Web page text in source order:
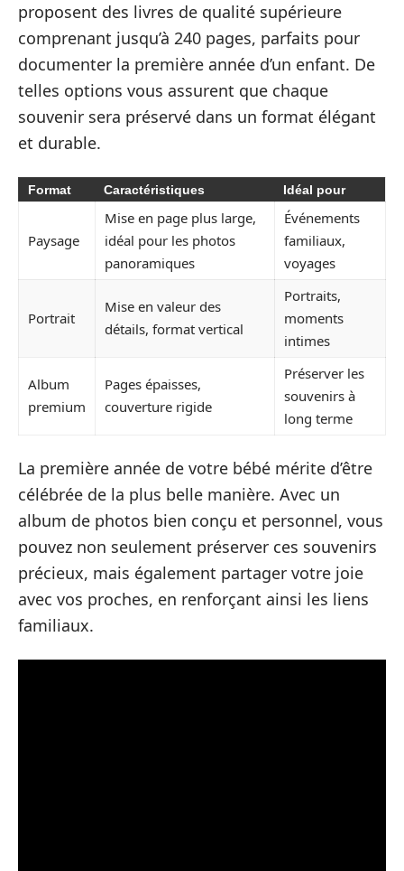
proposent des livres de qualité supérieure
comprenant jusqu’à 240 pages, parfaits pour
documenter la première année d’un enfant. De
telles options vous assurent que chaque
souvenir sera préservé dans un format élégant
et durable.
Format Caractéristiques Idéal pour
Paysage
Mise en page plus large,
idéal pour les photos
panoramiques
Événements
familiaux,
voyages
Portrait
Mise en valeur des
détails, format vertical
Portraits,
moments
intimes
Album
premium
Pages épaisses,
couverture rigide
Préserver les
souvenirs à
long terme
La première année de votre bébé mérite d’être
célébrée de la plus belle manière. Avec un
album de photos bien conçu et personnel, vous
pouvez non seulement préserver ces souvenirs
précieux, mais également partager votre joie
avec vos proches, en renforçant ainsi les liens
familiaux.